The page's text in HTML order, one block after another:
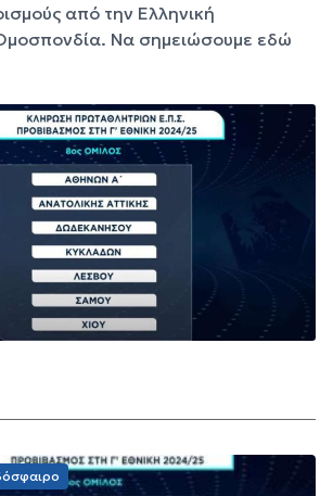
από την Ελληνική
Να σημειώσουμε εδώ